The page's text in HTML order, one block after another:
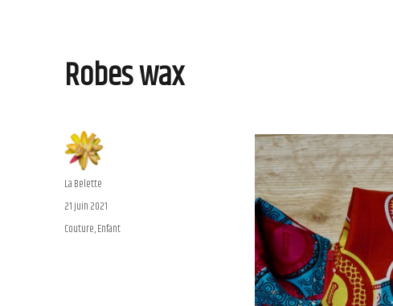
Robes wax
Auteur
La Belette
Publié
le
21 juin 2021
Catégories
Couture,Enfant